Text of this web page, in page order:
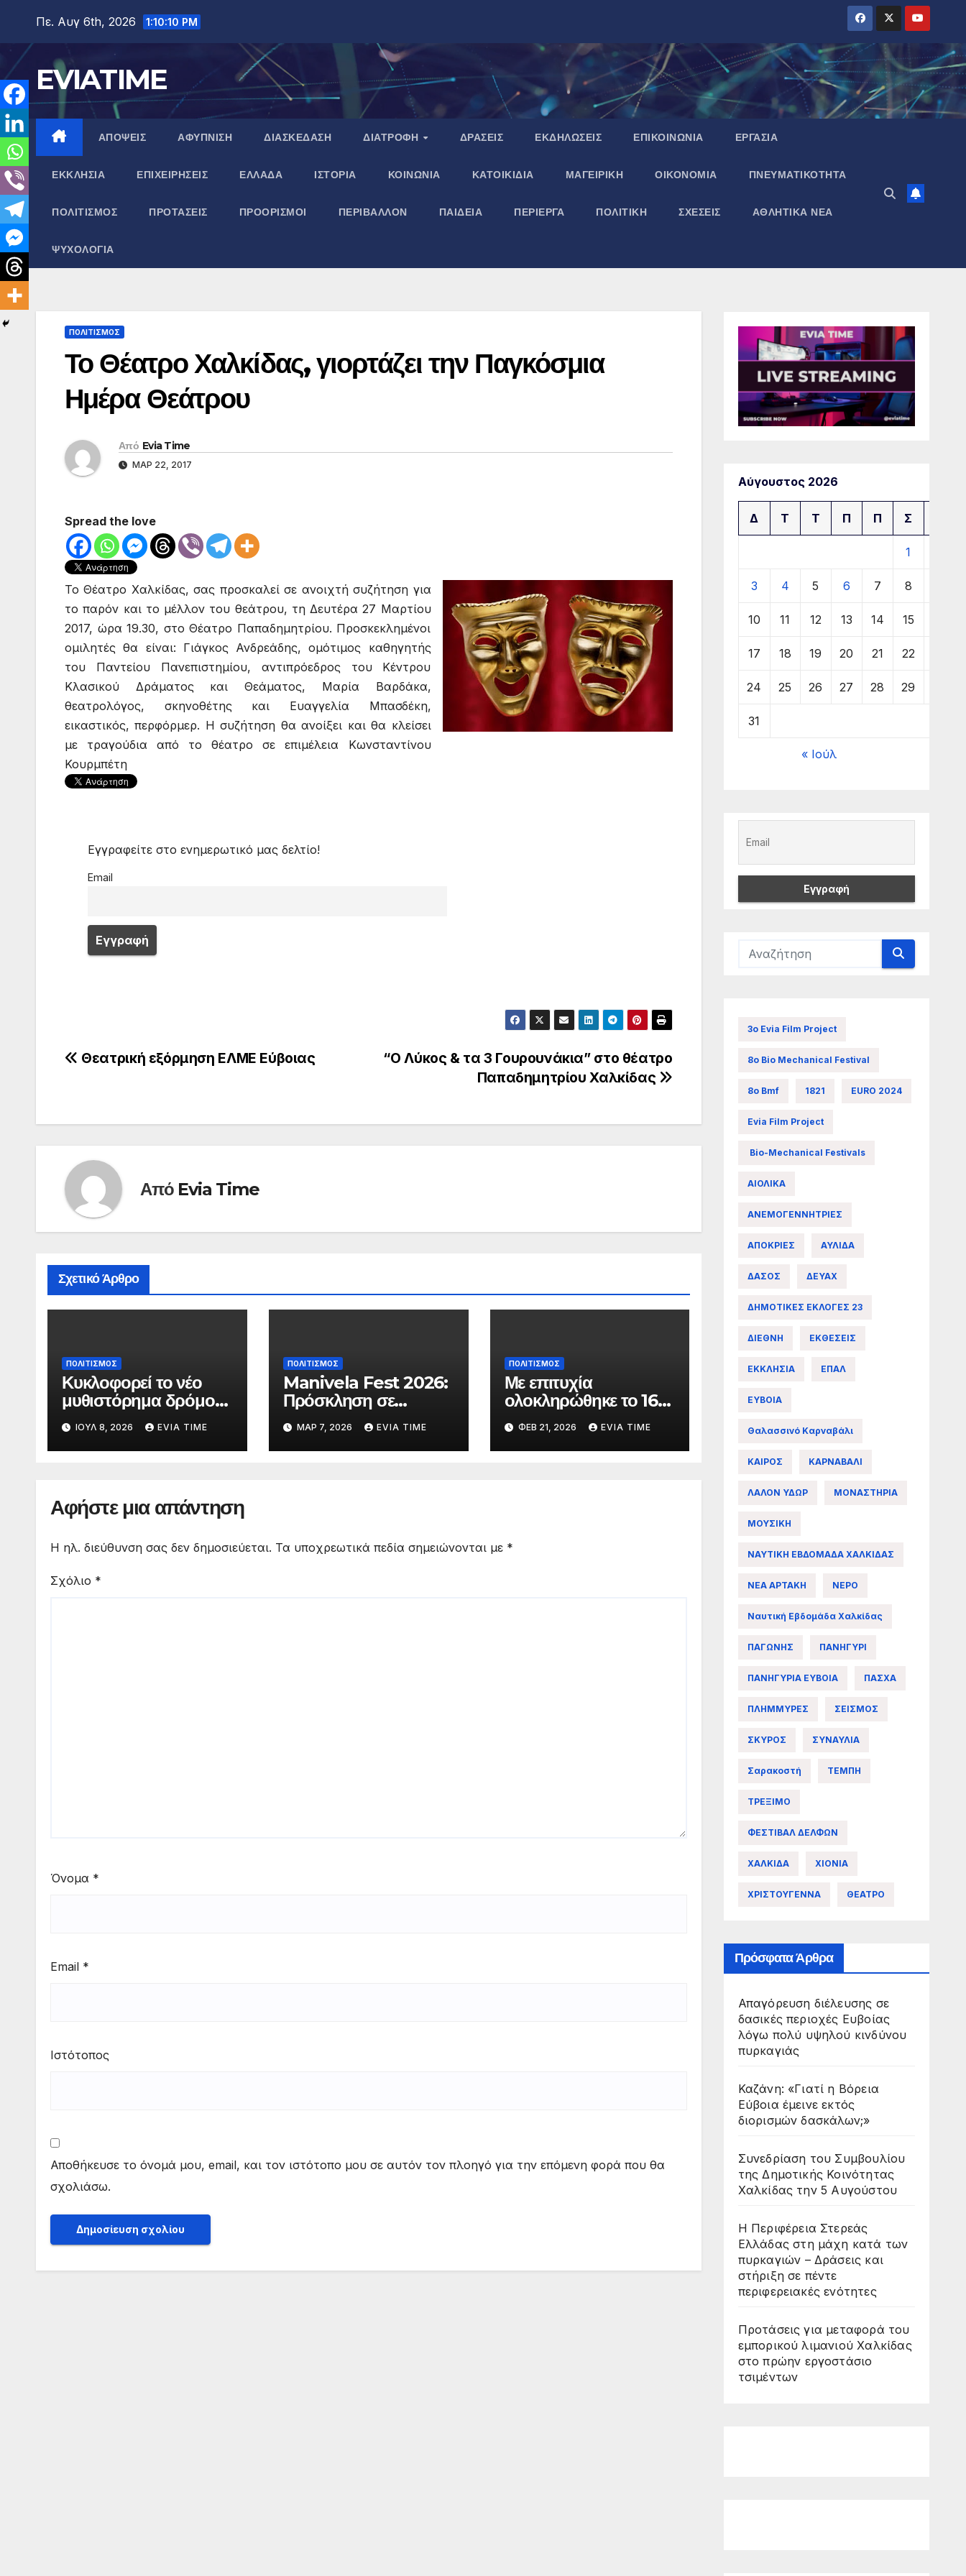
περιεχόμενο
Πε. Αυγ 6th, 2026 1:10:12 PM
EVIATIME
ΑΠΟΨΕΙΣ ΑΦΥΠΝΙΣΗ ΔΙΑΣΚΕΔΑΣΗ ΔΙΑΤΡΟΦΗ ΔΡΑΣΕΙΣ ΕΚΔΗΛΩΣΕΙΣ ΕΠΙΚΟΙΝΩΝΙΑ ΕΡΓΑΣΙΑ
ΕΚΚΛΗΣΙΑ ΕΠΙΧΕΙΡΗΣΕΙΣ ΕΛΛΑΔΑ ΙΣΤΟΡΙΑ ΚΟΙΝΩΝΙΑ ΚΑΤΟΙΚΙΔΙΑ ΜΑΓΕΙΡΙΚΗ ΟΙΚΟΝΟΜΙΑ ΠΝΕΥΜΑΤΙΚΌΤΗΤΑ
ΠΟΛΙΤΙΣΜΟΣ ΠΡΟΤΑΣΕΙΣ ΠΡΟΟΡΙΣΜΟΙ ΠΕΡΙΒΑΛΛΟΝ ΠΑΙΔΕΙΑ ΠΕΡΙΕΡΓΑ ΠΟΛΙΤΙΚΗ ΣΧΕΣΕΙΣ ΑΘΛΗΤΙΚΑ ΝΕΑ
ΨΥΧΟΛΟΓΙΑ
ΠΟΛΙΤΙΣΜΟΣ
Το Θέατρο Χαλκίδας, γιορτάζει την Παγκόσμια
Ημέρα Θεάτρου
Από Evia Time
ΜΑΡ 22, 2017
Spread the love
Το Θέατρο Χαλκίδας, σας προσκαλεί σε ανοιχτή συζήτηση για
το παρόν και το μέλλον του θεάτρου, τη Δευτέρα 27 Μαρτίου
2017, ώρα 19.30, στο Θέατρο Παπαδημητρίου. Προσκεκλημένοι
ομιλητές θα είναι: Γιάγκος Ανδρεάδης, ομότιμος καθηγητής
του Παντείου Πανεπιστημίου, αντιπρόεδρος του Κέντρου
Κλασικού Δράματος και Θεάματος, Μαρία Βαρδάκα,
θεατρολόγος, σκηνοθέτης και Ευαγγελία Μπασδέκη,
εικαστικός, περφόρμερ. Η συζήτηση θα ανοίξει και θα κλείσει
με τραγούδια από το θέατρο σε επιμέλεια Κωνσταντίνου
Κουρμπέτη
Εγγραφείτε στο ενημερωτικό μας δελτίο!
Email
Πλοήγηση
“Ο Λύκος & τα 3 Γουρουνάκια” στο θέατρο
Παπαδημητρίου Χαλκίδας
Θεατρική εξόρμηση ΕΛΜΕ Εύβοιας
Από Evia Time
Σχετικό Άρθρο
ΠΟΛΙΤΙΣΜΟΣ
Κυκλοφορεί το νέο
μυθιστόρημα δρόμου
της Στεφανίας
Ρουλάκη «Το Βανάκι»
ΙΟΎΛ 8, 2026 EVIA TIME
ΠΟΛΙΤΙΣΜΟΣ
Manivela Fest 2026:
Πρόσκληση σε
μαθητές Γυμνασίου και
Λυκείου της Εύβοιας
για συμμετοχή στη
ΜΑΡ 7, 2026 EVIA TIME
ΠΟΛΙΤΙΣΜΟΣ
Με επιτυχία
ολοκληρώθηκε το 16ο
Πανελλήνιο Συμπόσιο
Επικούρειας
Φιλοσοφίας
ΦΕΒ 21, 2026 EVIA TIME
Αφήστε μια απάντηση
Η ηλ. διεύθυνση σας δεν δημοσιεύεται. Τα υποχρεωτικά πεδία σημειώνονται με *
Σχόλιο *
Όνομα *
Email *
Ιστότοπος
Αποθήκευσε το όνομά μου, email, και τον ιστότοπο μου σε αυτόν τον πλοηγό για την επόμενη φορά που θα
σχολιάσω.
Αύγουστος 2026
Δ Τ Τ Π Π Σ
1
3 4 5 6 7 8
10 11 12 13 14 15
17 18 19 20 21 22
24 25 26 27 28 29
31
« Ιούλ
3ο Evia Film Project
8ο Bio Mechanical Festival
8ο Bmf 1821 EURO 2024
Evia Film Project
Bio-Mechanical Festivals
ΑΙΟΛΙΚΑ
ΑΝΕΜΟΓΕΝΝΗΤΡΙΕΣ
ΑΠΟΚΡΙΕΣ ΑΥΛΙΔΑ
ΔΑΣΟΣ ΔΕΥΑΧ
ΔΗΜΟΤΙΚΕΣ ΕΚΛΟΓΕΣ 23
ΔΙΕΘΝΗ ΕΚΘΕΣΕΙΣ
ΕΚΚΛΗΣΙΑ ΕΠΑΛ
ΕΥΒΟΙΑ
Θαλασσινό Καρναβάλι
ΚΑΙΡΟΣ ΚΑΡΝΑΒΑΛΙ
ΛΑΛΟΝ ΥΔΩΡ ΜΟΝΑΣΤΗΡΙΑ
ΜΟΥΣΙΚΗ
ΝΑΥΤΙΚΗ ΕΒΔΟΜΑΔΑ ΧΑΛΚΙΔΑΣ
ΝΕΑ ΑΡΤΑΚΗ ΝΕΡΟ
Ναυτική Εβδομάδα Χαλκίδας
ΠΑΓΩΝΗΣ ΠΑΝΗΓΥΡΙ
ΠΑΝΗΓΥΡΙΑ ΕΥΒΟΙΑ ΠΑΣΧΑ
ΠΛΗΜΜΥΡΕΣ ΣΕΙΣΜΟΣ
ΣΚΥΡΟΣ ΣΥΝΑΥΛΙΑ
Σαρακοστή ΤΕΜΠΗ
ΤΡΕΞΙΜΟ
ΦΕΣΤΙΒΑΛ ΔΕΛΦΩΝ
ΧΑΛΚΙΔΑ ΧΙΟΝΙΑ
ΧΡΙΣΤΟΥΓΕΝΝΑ ΘΕΑΤΡΟ
Πρόσφατα Άρθρα
Απαγόρευση διέλευσης σε
δασικές περιοχές Ευβοίας
λόγω πολύ υψηλού κινδύνου
πυρκαγιάς
Καζάνη: «Γιατί η Βόρεια
Εύβοια έμεινε εκτός
διορισμών δασκάλων;»
Συνεδρίαση του Συμβουλίου
της Δημοτικής Κοινότητας
Χαλκίδας την 5 Αυγούστου
Η Περιφέρεια Στερεάς
Ελλάδας στη μάχη κατά των
πυρκαγιών – Δράσεις και
στήριξη σε πέντε
περιφερειακές ενότητες
Προτάσεις για μεταφορά του
εμπορικού λιμανιού Χαλκίδας
στο πρώην εργοστάσιο
τσιμέντων